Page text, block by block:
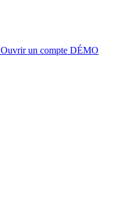
Ouvrir un compte DÉMO